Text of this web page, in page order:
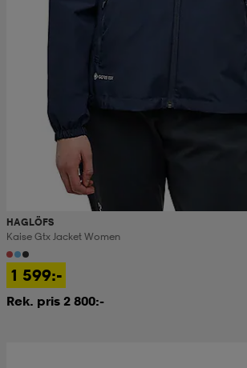
HAGLÖFS
Kaise Gtx Jacket Women
1 599:-
Rek. pris 2 800:-